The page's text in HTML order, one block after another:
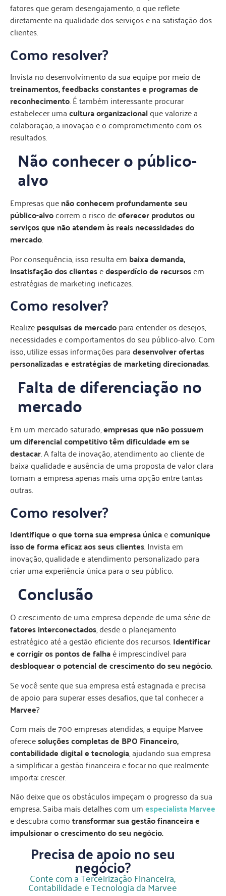
fatores que geram desengajamento, o que reflete
diretamente na qualidade dos serviços e na satisfação dos
clientes.
Como resolver?
Invista no desenvolvimento da sua equipe por meio de
treinamentos, feedbacks constantes e programas de
reconhecimento. É também interessante procurar
estabelecer umacultura organizacionalque valorize a
colaboração, a inovação e o comprometimento com os
resultados.
Não conhecer o público-
alvo
Empresas quenão conhecem profundamente seu
público-alvocorrem o risco deoferecer produtos ou
serviços que não atendem às reais necessidades do
mercado.
Por consequência, isso resulta em baixa demanda,
insatisfação dos clientesedesperdício de recursosem
estratégias de marketing ineficazes.
Como resolver?
Realizepesquisas de mercadopara entender os desejos,
necessidades e comportamentos do seu público-alvo. Com
isso, utilize essas informações paradesenvolver ofertas
personalizadas e estratégias de marketing direcionadas.
Falta de diferenciação no
mercado
Em um mercado saturado,empresas que não possuem
um diferencial competitivo têm dificuldade em se
destacar. A falta de inovação, atendimento ao cliente de
baixa qualidade e ausência de uma proposta de valor clara
tornam a empresa apenas mais uma opção entre tantas
outras.
Como resolver?
Identifique o que torna sua empresa únicaecomunique
isso de forma eficaz aos seus clientes. Invista em
inovação, qualidade e atendimento personalizado para
criar uma experiência única para o seu público.
Conclusão
O crescimento de uma empresa depende de uma série de
fatores interconectados, desde o planejamento
estratégico até a gestão eficiente dos recursos.Identificar
e corrigir os pontos de falhaé imprescindível para
desbloquear o potencial de crescimento do seu negócio.
Se você sente que sua empresa está estagnada e precisa
de apoio para superar esses desafios, que tal conhecer a
Marvee?
Com mais de 700 empresas atendidas, a equipe Marvee
oferecesoluções completas de BPO Financeiro,
contabilidade digital e tecnologia, ajudando sua empresa
a simplificar a gestão financeira e focar no que realmente
importa: crescer.
Não deixe que os obstáculos impeçam o progresso da sua
empresa. Saiba mais detalhes com umespecialista Marvee
e descubra comotransformar sua gestão financeira e
impulsionar o crescimento do seu negócio.
Precisa de apoio no seu
negócio?
Conte com a Terceirização Financeira,
Contabilidade e Tecnologia da Marvee